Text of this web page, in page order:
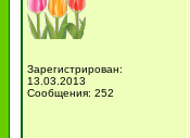
Зарегистрирован:
13.03.2013
Сообщения: 252